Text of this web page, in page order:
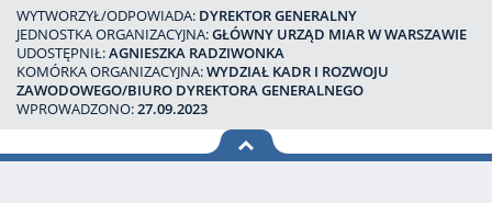
WYTWORZYŁ/ODPOWIADA: DYREKTOR GENERALNY
JEDNOSTKA ORGANIZACYJNA:GŁÓWNY URZĄD MIAR W WARSZAWIE
UDOSTĘPNIŁ:AGNIESZKA RADZIWONKA
KOMÓRKA ORGANIZACYJNA:WYDZIAŁ KADR I ROZWOJU
ZAWODOWEGO/BIURO DYREKTORA GENERALNEGO
WPROWADZONO:27.09.2023
na górę